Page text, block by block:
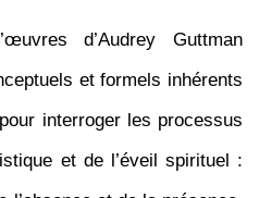
d’Audrey Guttman
et formels inhérents
pour interroger les processus
et de l’éveil spirituel :